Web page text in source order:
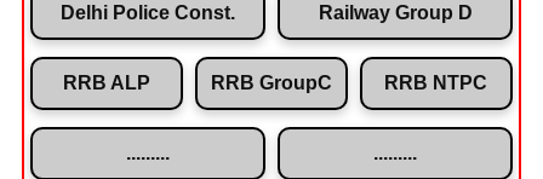
Delhi Police Const. Railway Group D
RRB ALP RRB GroupC RRB NTPC